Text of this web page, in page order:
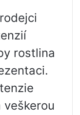
rostlina